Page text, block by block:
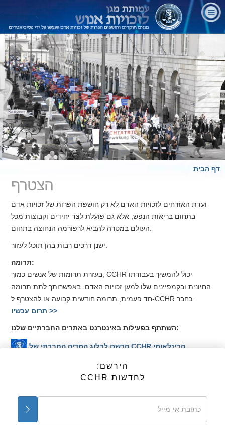
דף הבית
הצטרף
ועדת האזרחים לזכויות האדם לא רק חושפת הפרות של זכויות אדם
בתחום בריאות הנפש, אלא גם פועלת לצד יחידים וקבוצות מכל
תרומה:
בעזרת תרומות של אנשים כמוך, CCHR יכול להמשיך בעבודתו
החיונית ובקמפיינים שלו למען זכויות האדם. באפשרותך לתת תרומה
תרום עכשיו >>
השתתף בפעילות באינטרנט באתרים החברתיים שלנו:
הרשם לבלוג המדיה החברתי של CCHR הבינלאומי
עקוב אחרי CCHR בטוויטר!
הירשם:
לחדשות CCHR